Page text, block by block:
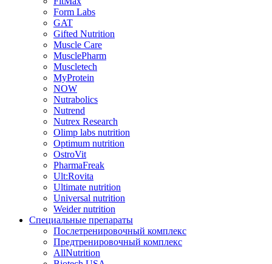
Form Labs
GAT
Gifted Nutrition
Muscle Care
MusclePharm
Muscletech
MyProtein
NOW
Nutrabolics
Nutrend
Nutrex Research
Olimp labs nutrition
Optimum nutrition
OstroVit
PharmaFreak
Ult:Rovita
Ultimate nutrition
Universal nutrition
Weider nutrition
Специальные препараты
Послетренировочный комплекс
Предтренировочный комплекс
AllNutrition